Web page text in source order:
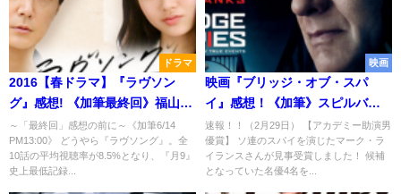
ドラマ
2016【春ドラマ】『ラヴソン
グ』感想! 《加筆最終回》福山を
超える藤原さくらの魅力！
～「最終回」感想の前に～《加筆6/14
PM13:00》 どうやら『ラヴソング』。全
10話の平均視聴率が8.5%となり、『月9』
史上最低記録...
映画
映画『ブリッジ・オブ・スパ
イ』感想！《加筆》スピルバー
グ＆トム・ハンクス＋マーク・
ライランスの力
速報！！（2月29日） 【アカデミー助演男
優賞】 ソ連のスパイを演じたマーク・ラ
イランスさんが見事受賞しました！ 候補
となっていた名優4名を...